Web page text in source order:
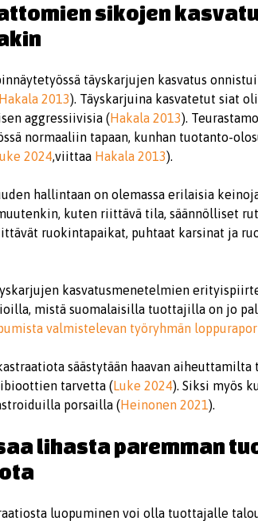
sikojen
täyskarjujen kasvatus
Hakala 2013). Täyskarjuina kasvatetut siat
aggressiivisia (Hakala 2013).
normaaliin tapaan, kunhan tuotanto-
2024,viittaa Hakala 2013).
hallintaan on olemassa erilaisia
kuten riittävä tila, säännölliset
ruokintapaikat, puhtaat karsinat ja
kasvatusmenetelmien
mistä suomalaisilla tuottajilla on jo
valmistelevan työryhmän
säästytään haavan
tarvetta (Luke 2024). Siksi myös
porsailla (Heinonen 2021).
lihasta paremman
luopuminen voi olla tuottajalle